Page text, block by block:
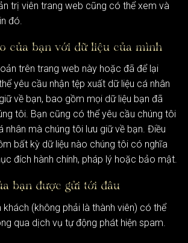
trị viên trang web cũng có thể xem và
đó.
của bạn với dữ liệu của mình
trên trang web này hoặc đã để lại
yêu cầu nhận tệp xuất dữ liệu cá nhân
về bạn, bao gồm mọi dữ liệu bạn đã
tôi. Bạn cũng có thể yêu cầu chúng tôi
nhân mà chúng tôi lưu giữ về bạn. Điều
bất kỳ dữ liệu nào chúng tôi có nghĩa
đích hành chính, pháp lý hoặc bảo mật.
bạn được gửi tới đâu
khách (không phải là thành viên) có thể
qua dịch vụ tự động phát hiện spam.